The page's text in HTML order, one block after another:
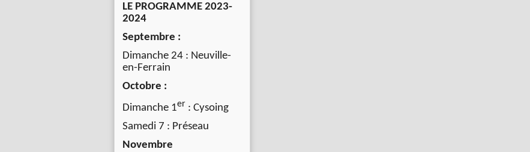
LE PROGRAMME 2023-
2024
Septembre :
Dimanche 24 : Neuville-
en-Ferrain
Octobre :
Dimanche 1er : Cysoing
Samedi 7 : Préseau
Novembre